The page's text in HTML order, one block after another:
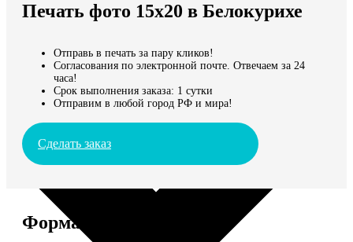
Мы доставляем по всему миру
Продолжить без города
Печать фото 15х20 в Белокурихе
Отправь в печать за пару кликов!
Согласования по электронной почте. Отвечаем за 24
часа!
Срок выполнения заказа: 1 сутки
Отправим в любой город РФ и мира!
Сделать заказ
Форматы и цены